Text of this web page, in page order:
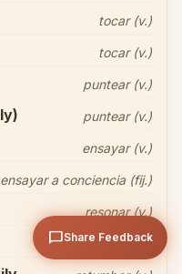
tocar (v.)
tocar (v.)
puntear (v.)
puntear (v.)
ensayar (v.)
ensayar a conciencia (fij.)
resonar (v.)
respetar (v.)
chat_bubbleShare Feedback
close
Send arrow_upward